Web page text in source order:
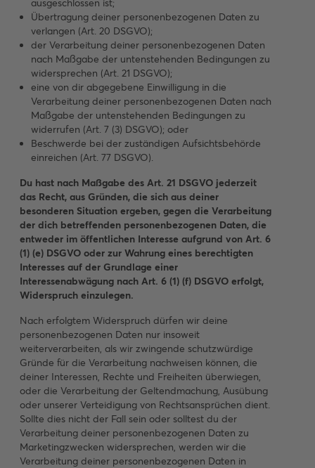
ausgeschlossen ist;
Übertragung deiner personenbezogenen Daten zu
verlangen (Art. 20 DSGVO);
der Verarbeitung deiner personenbezogenen Daten
nach Maßgabe der untenstehenden Bedingungen zu
widersprechen (Art. 21 DSGVO);
eine von dir abgegebene Einwilligung in die
Verarbeitung deiner personenbezogenen Daten nach
Maßgabe der untenstehenden Bedingungen zu
widerrufen (Art. 7 (3) DSGVO); oder
Beschwerde bei der zuständigen Aufsichtsbehörde
einreichen (Art. 77 DSGVO).
Du hast nach Maßgabe des Art. 21 DSGVO jederzeit
das Recht, aus Gründen, die sich aus deiner
besonderen Situation ergeben, gegen die Verarbeitung
der dich betreffenden personenbezogenen Daten, die
entweder im öffentlichen Interesse aufgrund von Art. 6
(1) (e) DSGVO oder zur Wahrung eines berechtigten
Interesses auf der Grundlage einer
Interessenabwägung nach Art. 6 (1) (f) DSGVO erfolgt,
Widerspruch einzulegen.
Nach erfolgtem Widerspruch dürfen wir deine
personenbezogenen Daten nur insoweit
weiterverarbeiten, als wir zwingende schutzwürdige
Gründe für die Verarbeitung nachweisen können, die
deiner Interessen, Rechte und Freiheiten überwiegen,
oder die Verarbeitung der Geltendmachung, Ausübung
oder unserer Verteidigung von Rechtsansprüchen dient.
Sollte dies nicht der Fall sein oder solltest du der
Verarbeitung deiner personenbezogenen Daten zu
Marketingzwecken widersprechen, werden wir die
Verarbeitung deiner personenbezogenen Daten in